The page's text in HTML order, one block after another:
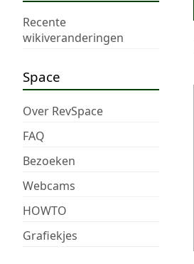
Recente
wikiveranderingen
Space
Over RevSpace
FAQ
Bezoeken
Webcams
HOWTO
Grafiekjes